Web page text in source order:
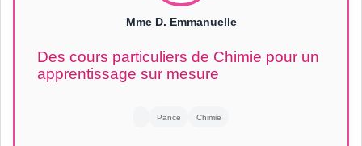
Mme D. Emmanuelle
Des cours particuliers de Chimie pour un
apprentissage sur mesure
Pance Chimie